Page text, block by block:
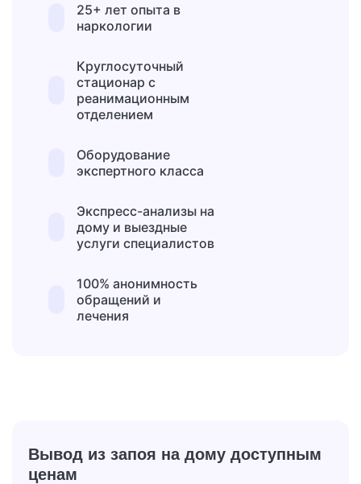
25+ лет опыта в
наркологии
Круглосуточный
стационар с
реанимационным
отделением
Оборудование
экспертного класса
Экспресс-анализы на
дому и выездные
услуги специалистов
100% анонимность
обращений и
лечения
Вывод из запоя на дому доступным
ценам